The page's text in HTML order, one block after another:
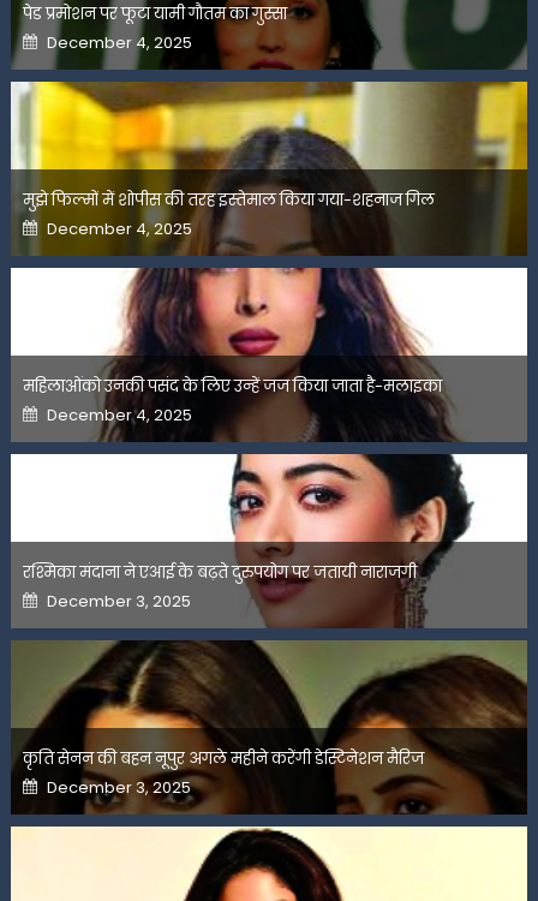
पेड प्रमोशन पर फूटा यामी गौतम का गुस्सा
Posted
on
December 4, 2025
मुझे फिल्मों में शोपीस की तरह इस्तेमाल किया गया-शहनाज गिल
Posted
on
December 4, 2025
महिलाओंको उनकी पसंद के लिए उन्हें जज किया जाता है-मलाइका
Posted
on
December 4, 2025
रश्मिका मंदाना ने एआई के बढ़ते दुरुपयोग पर जतायी नाराजगी
Posted
on
December 3, 2025
कृति सेनन की बहन नूपुर अगले महीने करेंगी डेस्टिनेशन मैरिज
Posted
on
December 3, 2025